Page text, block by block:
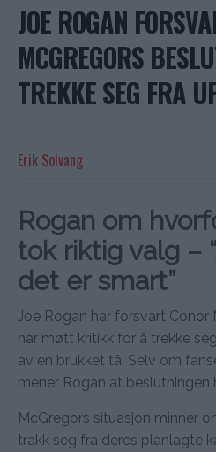
JOE ROGAN
MCGREGORS
TREKKE SEG FRA
Erik Solvang
Rogan om
tok riktig valg –
det er smart”
Joe Rogan har forsvart Conor
har møtt kritikk for å trekke
av en brukket tå. Selv om
mener Rogan at beslutningen
McGregors situasjon minner
trakk seg fra deres planlagte